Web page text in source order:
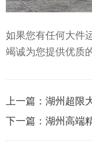
如果您有任何大件
竭诚为您提供优质
上一篇： 湖州超限
下一篇： 湖州高端